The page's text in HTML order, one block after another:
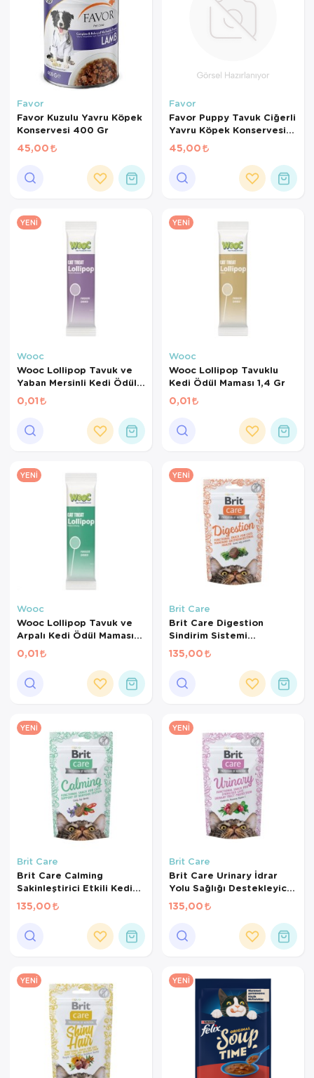
Favor
Favor Kuzulu Yavru Köpek
Konservesi 400 Gr
45,00
Favor
Favor Puppy Tavuk Ciğerli
Yavru Köpek Konservesi
400 Gr
45,00
YENI
Wooc
Wooc Lollipop Tavuk ve
Yaban Mersinli Kedi Ödül
Maması 1,4 Gr
0,01
YENI
Wooc
Wooc Lollipop Tavuklu
Kedi Ödül Maması 1,4 Gr
0,01
YENI
Wooc
Wooc Lollipop Tavuk ve
Arpalı Kedi Ödül Maması
1,4 Gr
0,01
YENI
Brit Care
Brit Care Digestion
Sindirim Sistemi
Destekleyici Tahılsız Kedi
Ödül Maması 50gr
135,00
YENI
Brit Care
Brit Care Calming
Sakinleştirici Etkili Kedi
Ödül Maması 50gr
135,00
YENI
Brit Care
Brit Care Urinary İdrar
Yolu Sağlığı Destekleyici
Kedi Ödül Maması 50 Gr
135,00
YENI YENI